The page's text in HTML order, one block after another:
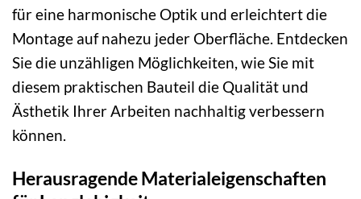
für eine harmonische Optik und erleichtert die
Montage auf nahezu jeder Oberfläche. Entdecken
Sie die unzähligen Möglichkeiten, wie Sie mit
diesem praktischen Bauteil die Qualität und
Ästhetik Ihrer Arbeiten nachhaltig verbessern
können.
Herausragende Materialeigenschaften